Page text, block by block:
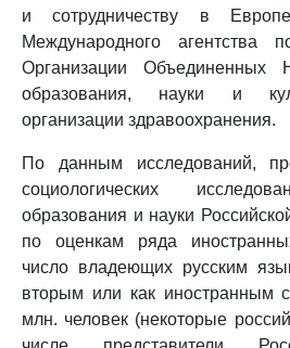
и сотрудничеству в
Международного агентства
Организации Объединенных
образования, науки и
организации здравоохранения.
По данным исследований,
социологических
образования и науки
по оценкам ряда
число владеющих русским
вторым или как иностранным
млн. человек (некоторые